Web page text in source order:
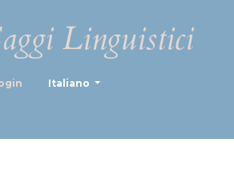
Linguistici
Italiano